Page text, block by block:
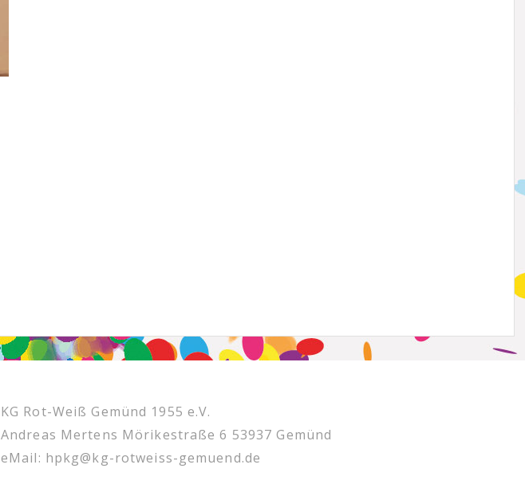
KG Rot-Weiß Gemünd 1955 e.V.
Andreas Mertens Mörikestraße 6 53937 Gemünd
eMail: hpkg@kg-rotweiss-gemuend.de